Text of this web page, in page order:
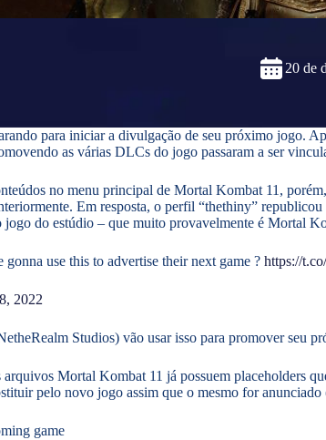
20 de
para iniciar a divulgação de seu próximo jogo.
as várias DLCs do jogo passaram a ser
no menu principal de Mortal Kombat 11,
Em resposta, o perfil “thethiny”
do estúdio – que muito provavelmente é Mortal
use this to advertise their next game ? https://
2022
Studios) vão usar isso para promover seu
Mortal Kombat 11 já possuem placeholders
pelo novo jogo assim que o mesmo for
game